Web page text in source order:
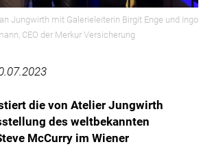
Jungwirth mit Galerieleiterin Birgit Enge und Ingo
CEO der Merkur Versicherung
die von Atelier Jungwirth
des weltbekannten
McCurry im Wiener